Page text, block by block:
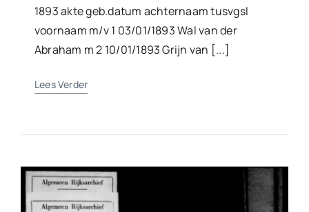
1893 akte geb.datum achternaam tusvgsl
voornaam m/v 1 03/01/1893 Wal van der
Abraham m 2 10/01/1893 Grijn van [...]
Lees Verder